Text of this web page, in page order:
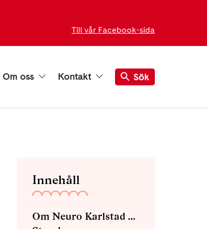
Till vår Facebook-sida
Om oss Kontakt Sök
Innehåll
Om Neuro Karlstad med omnejd